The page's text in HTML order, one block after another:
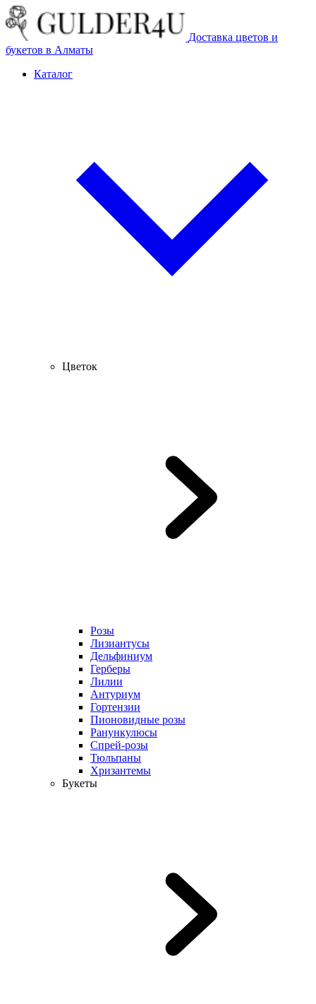
Доставка цветов и
букетов в Алматы
Каталог
Цветок
Розы
Лизиантусы
Дельфиниум
Герберы
Лилии
Антуриум
Гортензии
Пионовидные розы
Ранункулюсы
Спрей-розы
Тюльпаны
Хризантемы
Букеты